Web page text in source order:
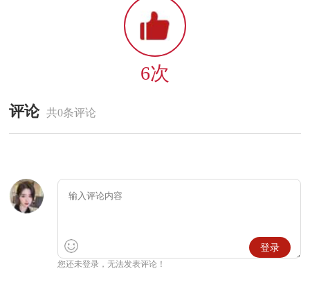
6次
评论 共0条评论
您还未登录，无法发表评论！
登录